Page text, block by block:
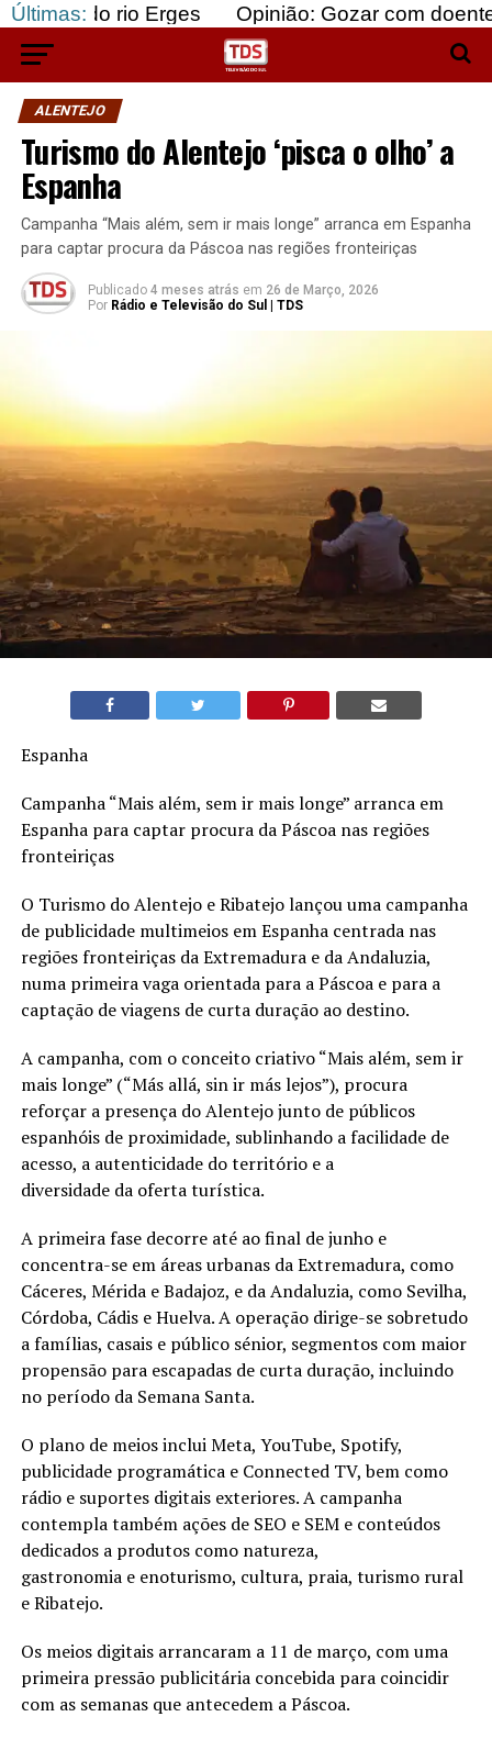
Últimas:
Erges Opinião: Gozar com doentes e
ALENTEJO
Turismo do Alentejo ‘pisca o olho’ a
Espanha
Campanha “Mais além, sem ir mais longe” arranca em Espanha
para captar procura da Páscoa nas regiões fronteiriças
Publicado 4 meses atrás em 26 de Março, 2026
Por Rádio e Televisão do Sul | TDS
Espanha
Campanha “Mais além, sem ir mais longe” arranca em
Espanha para captar procura da Páscoa nas regiões
fronteiriças
O Turismo do Alentejo e Ribatejo lançou uma campanha
de publicidade multimeios em Espanha centrada nas
regiões fronteiriças da Extremadura e da Andaluzia,
numa primeira vaga orientada para a Páscoa e para a
captação de viagens de curta duração ao destino.
A campanha, com o conceito criativo “Mais além, sem ir
mais longe” (“Más allá, sin ir más lejos”), procura
reforçar a presença do Alentejo junto de públicos
espanhóis de proximidade, sublinhando a facilidade de
acesso, a autenticidade do território e a
diversidade da oferta turística.
A primeira fase decorre até ao final de junho e
concentra-se em áreas urbanas da Extremadura, como
Cáceres, Mérida e Badajoz, e da Andaluzia, como Sevilha,
Córdoba, Cádis e Huelva. A operação dirige-se sobretudo
a famílias, casais e público sénior, segmentos com maior
propensão para escapadas de curta duração, incluindo
no período da Semana Santa.
O plano de meios inclui Meta, YouTube, Spotify,
publicidade programática e Connected TV, bem como
rádio e suportes digitais exteriores. A campanha
contempla também ações de SEO e SEM e conteúdos
dedicados a produtos como natureza,
gastronomia e enoturismo, cultura, praia, turismo rural
e Ribatejo.
Os meios digitais arrancaram a 11 de março, com uma
primeira pressão publicitária concebida para coincidir
com as semanas que antecedem a Páscoa.